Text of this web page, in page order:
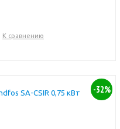
К сравнению
-32%